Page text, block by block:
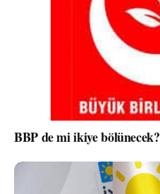
BBP de mi ikiye bölünecek?